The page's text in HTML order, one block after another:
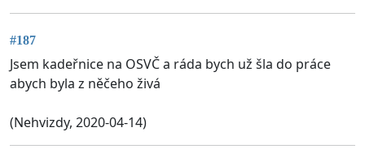
#187
Jsem kadeřnice na OSVČ a ráda bych už šla do práce
abych byla z něčeho živá
(Nehvizdy, 2020-04-14)